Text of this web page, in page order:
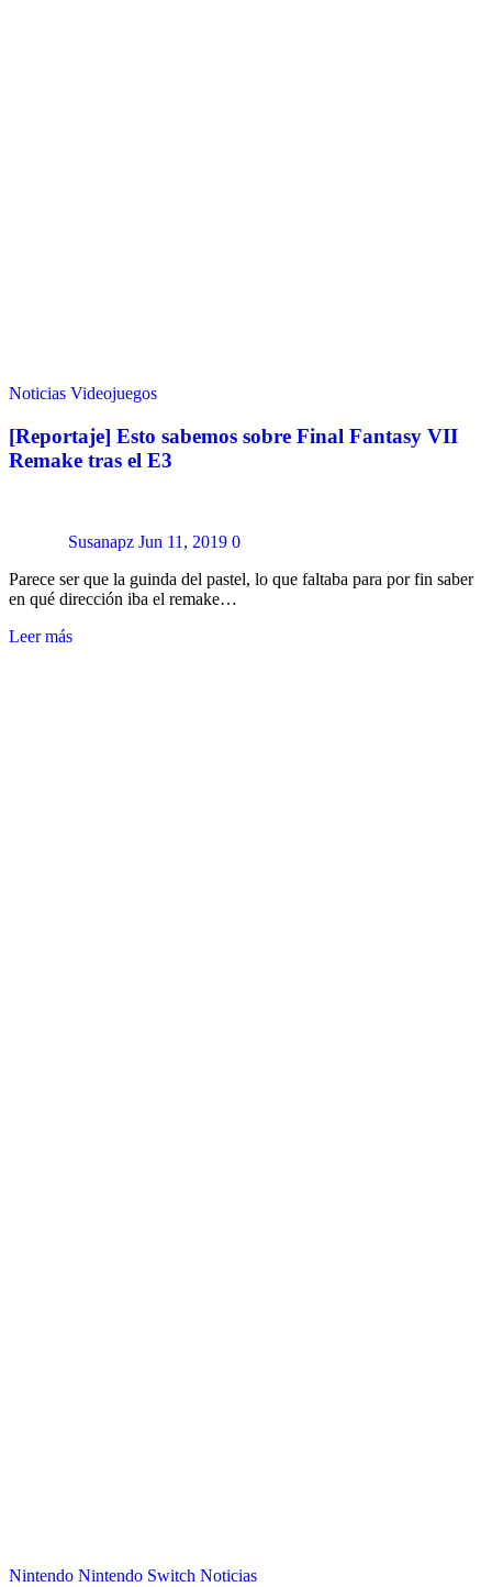
Noticias Videojuegos
[Reportaje] Esto sabemos sobre Final Fantasy VII
Remake tras el E3
Susanapz Jun 11, 2019 0
Parece ser que la guinda del pastel, lo que faltaba para por fin saber
en qué dirección iba el remake…
Leer más
Nintendo Nintendo Switch Noticias